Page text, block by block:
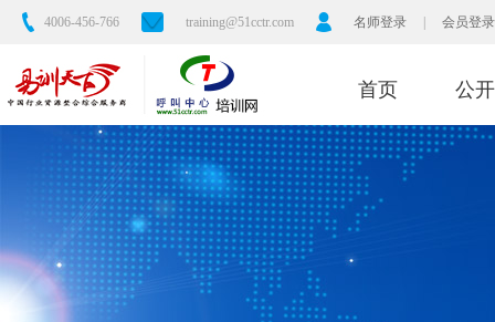
4006-456-766 training@51cctr.com 名师登录 会员登录
首页 公